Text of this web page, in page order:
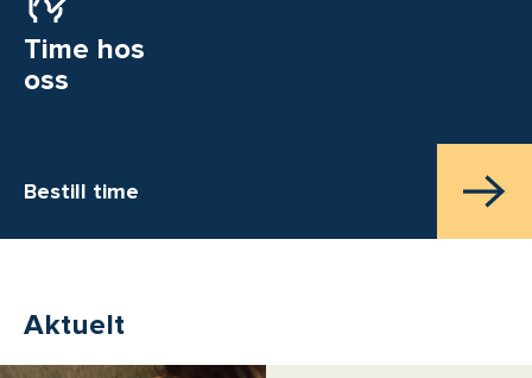
Time hos
oss
Bestill time
Aktuelt